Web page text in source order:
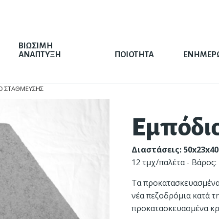
Πλάκες πεζοδρομίου
ΒΙΩΣΙΜΗ
ΑΝΑΠΤΥΞΗ
Διαχείριση Υδάτων
ΠΟΙΟΤΗΤΑ
ΣΤΆΘΜΕΥΣΗΣ
Διαστάσεις:
12 τμχ/παλέτα -
Τα
νέα πεζοδρόμια κατά
προκατασκευασμένα